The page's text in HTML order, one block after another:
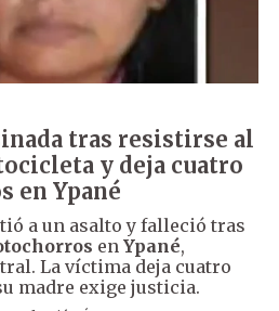
tras resistirse al
y deja cuatro
en Ypané
a un asalto y falleció tras
enYpané,
La víctima deja cuatro
madre exige justicia.